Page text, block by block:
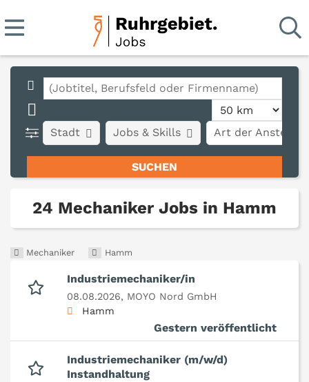
Stadt Art der
Jobs & Skills
24 Mechaniker Jobs in Hamm
Mechaniker Hamm
Industriemechaniker/in
08.08.2026, MOYO Nord GmbH
Hamm
Gestern veröffentlicht
Industriemechaniker (m/w/d)
Instandhaltung